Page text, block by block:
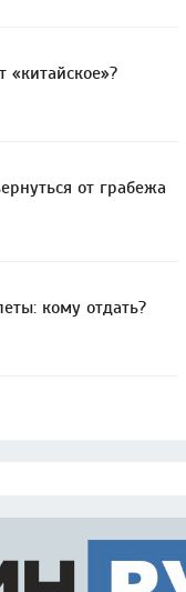
«китайское»?
от грабежа
кому отдать?